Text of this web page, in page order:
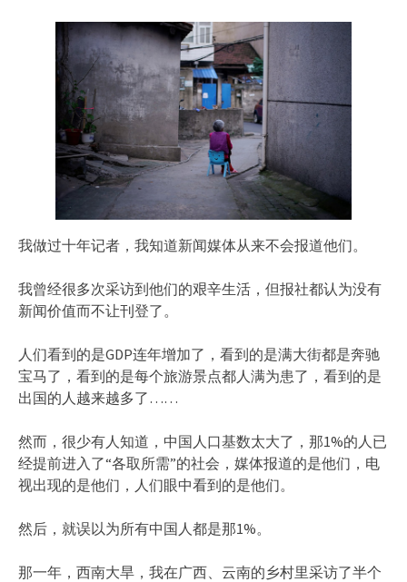
我做过十年记者，我知道新闻媒体从来不会报道他们。
我曾经很多次采访到他们的艰辛生活，但报社都认为没有
新闻价值而不让刊登了。
人们看到的是GDP连年增加了，看到的是满大街都是奔驰
宝马了，看到的是每个旅游景点都人满为患了，看到的是
出国的人越来越多了……
然而，很少有人知道，中国人口基数太大了，那1%的人已
经提前进入了‌‌“各取所需‌‌”的社会，媒体报道的是他们，电
视出现的是他们，人们眼中看到的是他们。
然后，就误以为所有中国人都是那1%。
那一年，西南大旱，我在广西、云南的乡村里采访了半个